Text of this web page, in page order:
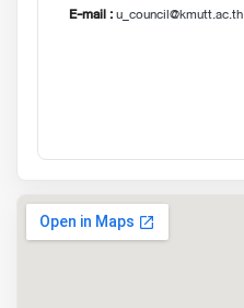
E-mail :u_council@kmutt.ac.th